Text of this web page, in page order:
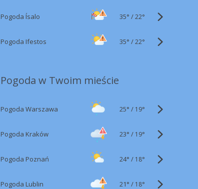
Pogoda Ísalo 35° /22°
Pogoda Ifestos 35° /22°
Pogoda w Twoim mieście
Pogoda Warszawa 25° / 19°
Pogoda Kraków 23° / 19°
Pogoda Poznań 24° / 18°
Pogoda Lublin 21° / 18°